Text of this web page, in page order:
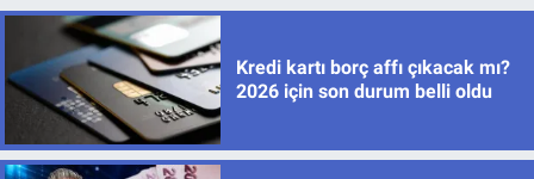
Kredi kartı borç affı çıkacak mı?
2026 için son durum belli oldu